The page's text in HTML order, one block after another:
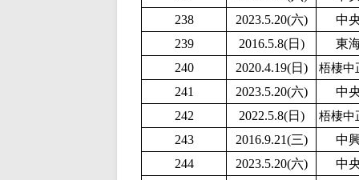
238
2023.5.20(六)
中
239
2016.5.8(日)
東
240
2020.4.19(日) 梧棲中
241 2023.5.20(六)
中
242
2022.5.8(日) 梧棲中
243 2016.9.21(三)
中
244
2023.5.20(六)
中